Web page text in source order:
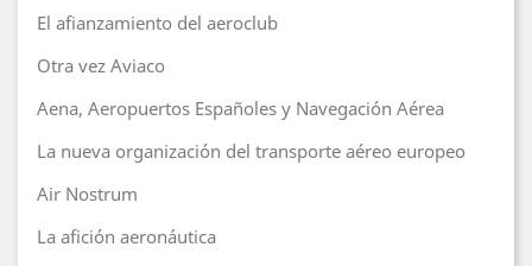
El afianzamiento del aeroclub
Otra vez Aviaco
Aena, Aeropuertos Españoles y Navegación Aérea
La nueva organización del transporte aéreo europeo
Air Nostrum
La afición aeronáutica